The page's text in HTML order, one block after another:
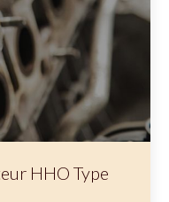
HHO Type